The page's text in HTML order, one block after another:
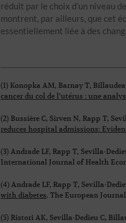
réduit par le choix d’un niveau
montrent, par ailleurs, que cet
essentiellement liée à des
(1) Konopka AM, Barnay T,
cancer du col de l’utérus : une
(2) Bussière C, Sirven N, Rapp T,
reduces hospital admissions:
(3) Andrade LF, Rapp T, Sevilla-
International Journal of Health
(4) Andrade LF, Rapp T, Sevilla-
with diabetes. The European Journal
(5) Ristori AK, Sevilla-Dedieu C,